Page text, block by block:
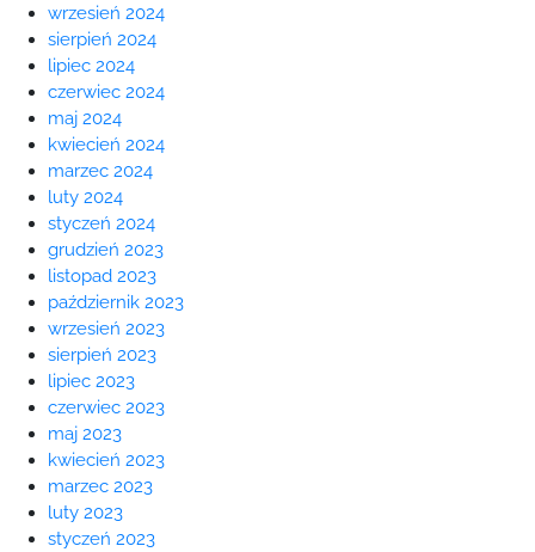
wrzesień 2024
sierpień 2024
lipiec 2024
czerwiec 2024
maj 2024
kwiecień 2024
marzec 2024
luty 2024
styczeń 2024
grudzień 2023
listopad 2023
październik 2023
wrzesień 2023
sierpień 2023
lipiec 2023
czerwiec 2023
maj 2023
kwiecień 2023
marzec 2023
luty 2023
styczeń 2023